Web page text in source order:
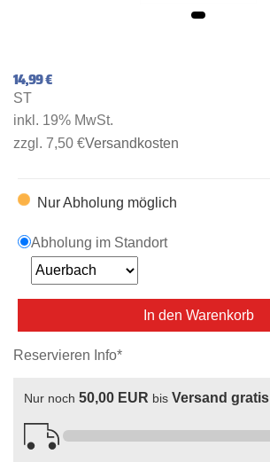
14,99 €
ST
inkl. 19% MwSt.
zzgl. 7,50 €Versandkosten
Nur Abholung möglich
Abholung im Standort
In den Warenkorb
Reservieren Info*
Nur noch 50,00 EUR bis Versand gratis